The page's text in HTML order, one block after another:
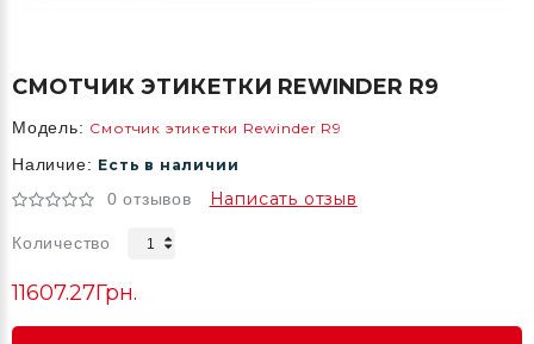
СМОТЧИК ЭТИКЕТКИ REWINDER R9
Модель: Смотчик этикетки Rewinder R9
Наличие: Есть в наличии
0 отзывов Написать отзыв
Количество
11607.27Грн.